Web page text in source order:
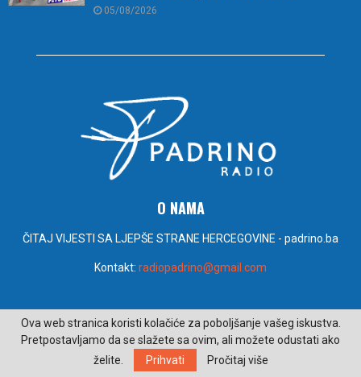
05/08/2026
O NAMA
ČITAJ VIJESTI SA LJEPŠE STRANE HERCEGOVINE - padrino.ba
Kontakt: radiopadrino@gmail.com
PRATITE NAS
Ova web stranica koristi kolačiće za poboljšanje vašeg iskustva.
Pretpostavljamo da se slažete sa ovim, ali možete odustati ako
želite.
Prihvati Pročitaj više